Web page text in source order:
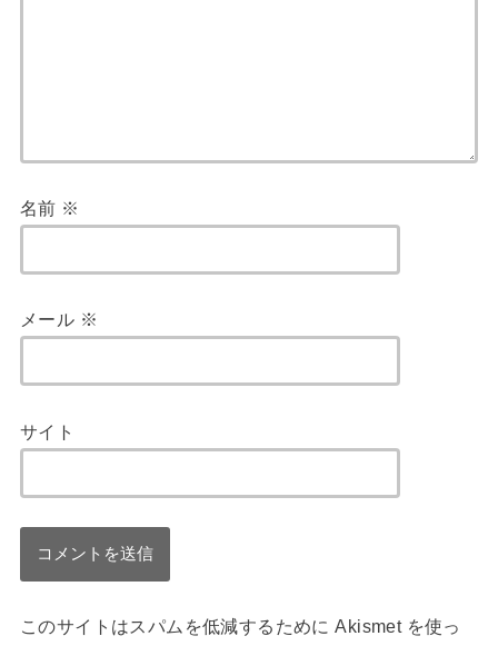
名前 ※
メール ※
サイト
このサイトはスパムを低減するために Akismet を使っ